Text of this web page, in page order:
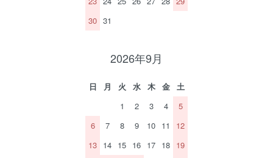
30 31
2026年9月
日 月 火 水 木 金
土
1
2 3 4
5
6
7 8 9 10 11
12
13 14 15 16 17 18 19